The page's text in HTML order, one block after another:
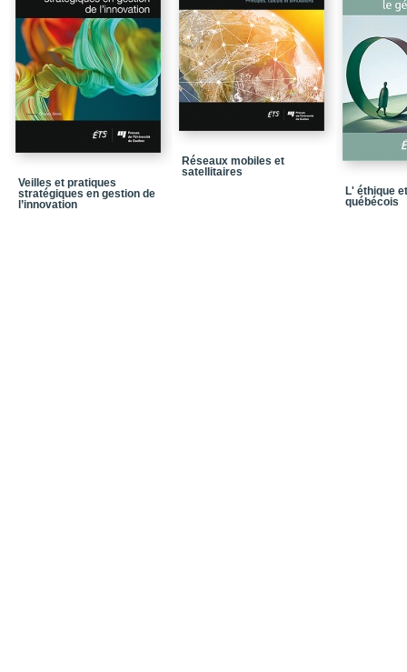
Veilles et pratiques
stratégiques en gestion de
l’innovation
Réseaux mobiles et
satellitaires
L' éthique
québécois